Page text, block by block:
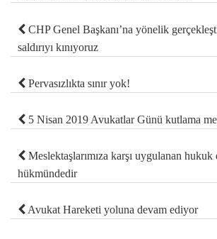
CHP Genel Başkanı’na yönelik
saldırıyı kınıyoruz
Pervasızlıkta sınır yok!
5 Nisan 2019 Avukatlar Günü kutlama
Meslektaşlarımıza karşı uygulanan hukuk
hükmündedir
Avukat Hareketi yoluna devam ediyor